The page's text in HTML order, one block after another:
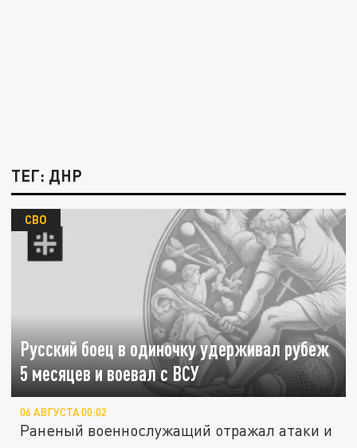
ТЕГ: ДНР
Русский боец в одиночку удерживал рубеж
5 месяцев и воевал с ВСУ
СВО
06 АВГУСТА 00:02
Раненый военнослужащий отражал атаки и